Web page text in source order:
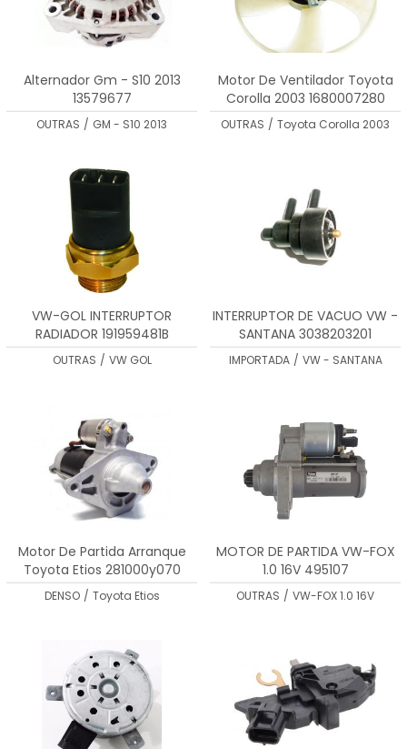
Alternador Gm - S10 2013
13579677
OUTRAS / GM - S10 2013
Motor De Ventilador Toyota
Corolla 2003 1680007280
OUTRAS / Toyota Corolla 2003
VW-GOL INTERRUPTOR
RADIADOR 191959481B
OUTRAS / VW GOL
INTERRUPTOR DE VACUO VW -
SANTANA 3038203201
IMPORTADA / VW - SANTANA
Motor De Partida Arranque
Toyota Etios 281000y070
4380000590
DENSO / Toyota Etios
MOTOR DE PARTIDA VW-FOX
1.0 16V 495107
OUTRAS / VW-FOX 1.0 16V